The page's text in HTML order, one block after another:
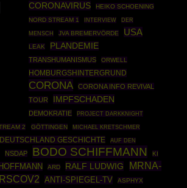
CORONAVIRUS
HEIKO SCHOENING
NORD STREAM 1
INTERVIEW DER
MENSCH JVA BREMERVÖRDE USA
LEAK PLANDEMIE
TRANSHUMANISMUS ORWELL
HOMBURGSHINTERGRUND
CORONA
CORONA INFO REVIVAL
TOUR
IMPFSCHADEN
DEMOKRATIE
PROJECT DARKKNIGHT
2 GÖTTINGEN MICHAEL KRETSCHMER
DEUTSCHLAND GESCHICHTE AUF DEN
NSDAP BODO SCHIFFMANN KI
ARD RALF LUDWIG
MRNA-
ANTI-SPIEGEL-TV ASPHYX